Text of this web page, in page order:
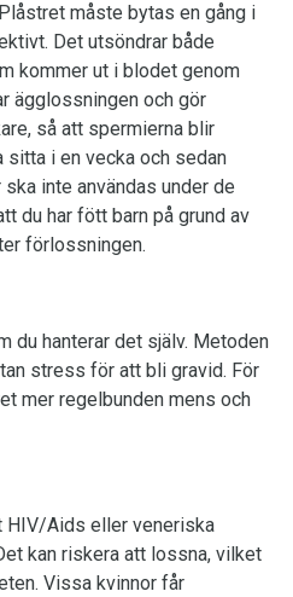
måste bytas en gång i
Det utsöndrar både
kommer ut i blodet genom
ägglossningen och gör
så att spermierna blir
i en vecka och sedan
inte användas under de
du har fött barn på grund av
förlossningen.
du hanterar det själv. Metoden
stress för att bli gravid. För
mer regelbunden mens och
HIV/Aids eller veneriska
kan riskera att lossna, vilket
Vissa kvinnor får